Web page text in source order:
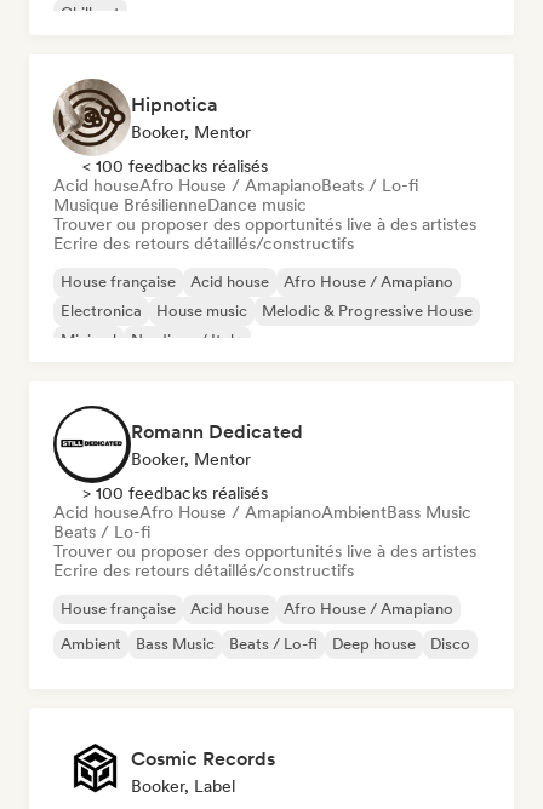
Chill out
Hipnotica
Booker, Mentor
< 100 feedbacks réalisés
Acid houseAfro House / AmapianoBeats / Lo-fi
Musique BrésilienneDance music
Trouver ou proposer des opportunités live à des artistes
Ecrire des retours détaillés/constructifs
House française Acid house
Afro House / Amapiano
Electronica
House music
Melodic & Progressive House
Minimal
Nu-disco / Italo
Romann Dedicated
Booker, Mentor
> 100 feedbacks réalisés
Acid houseAfro House / AmapianoAmbientBass Music
Beats / Lo-fi
Trouver ou proposer des opportunités live à des artistes
Ecrire des retours détaillés/constructifs
House française Acid house
Afro House / Amapiano
Ambient
Bass Music Beats / Lo-fi Deep house Disco
Cosmic Records
Booker, Label